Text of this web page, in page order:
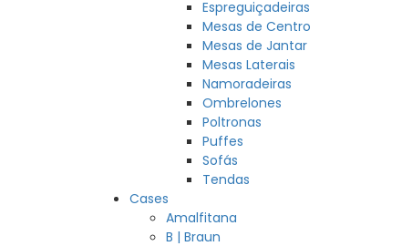
Espreguiçadeiras
Mesas de Centro
Mesas de Jantar
Mesas Laterais
Namoradeiras
Ombrelones
Poltronas
Puffes
Sofás
Tendas
Cases
Amalfitana
B | Braun